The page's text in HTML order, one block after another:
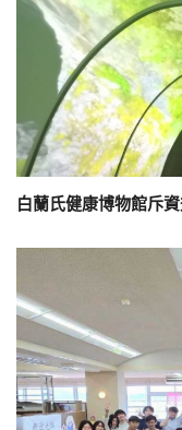
白蘭氏健康博物館斥